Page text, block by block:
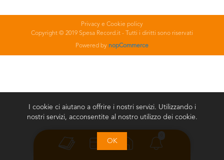
Privacy e Cookie policy
Copyright © 2019 Spesa Record.it - Tutti i diritti sono riservati
Powered by nopCommerce
I cookie ci aiutano a offrire i nostri servizi. Utilizzando i
nostri servizi, acconsentite al nostro utilizzo dei cookie.
OK